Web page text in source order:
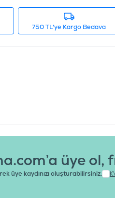
750 TL'ye Kargo Bedava
üye ol,
üye kaydınızı oluşturabilirsiniz.